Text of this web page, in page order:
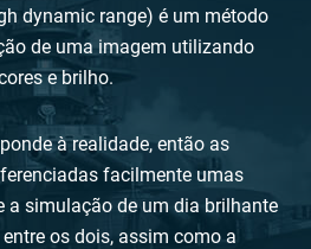
dynamic range) é um método
de uma imagem utilizando
e brilho.
à realidade, então as
facilmente umas
a simulação de um dia brilhante
os dois, assim como a